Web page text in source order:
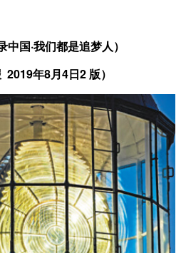
国·我们都是追梦人）
2019年8月4日2 版）